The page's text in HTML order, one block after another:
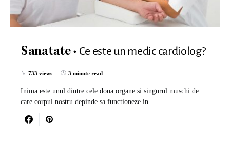
Sanatate Ce este un medic cardiolog?
733 views 3 minute read
Inima este unul dintre cele doua organe si singurul muschi de
care corpul nostru depinde sa functioneze in…